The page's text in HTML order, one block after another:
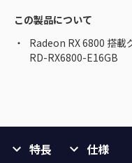
この製品について
Radeon RX 6800 搭載
RD-RX6800-E16GB
特長 仕様